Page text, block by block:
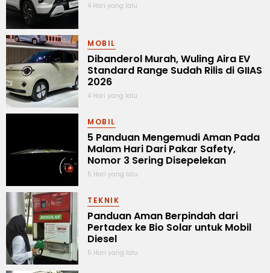
4 Hari yang lalu
MOBIL
Dibanderol Murah, Wuling Aira EV
Standard Range Sudah Rilis di GIIAS
2026
4 Hari yang lalu
MOBIL
5 Panduan Mengemudi Aman Pada
Malam Hari Dari Pakar Safety,
Nomor 3 Sering Disepelekan
5 Hari yang lalu
TEKNIK
Panduan Aman Berpindah dari
Pertadex ke Bio Solar untuk Mobil
Diesel
5 Hari yang lalu